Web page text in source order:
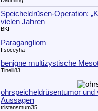
Speicheldrüsen-Operation:
vielen Jahren
BKI
Paragangliom
Ifsoceyha
benigne multizystische
Tinelli83
ohrspeicheldrüsentumor und
Aussagen
tristansmum35